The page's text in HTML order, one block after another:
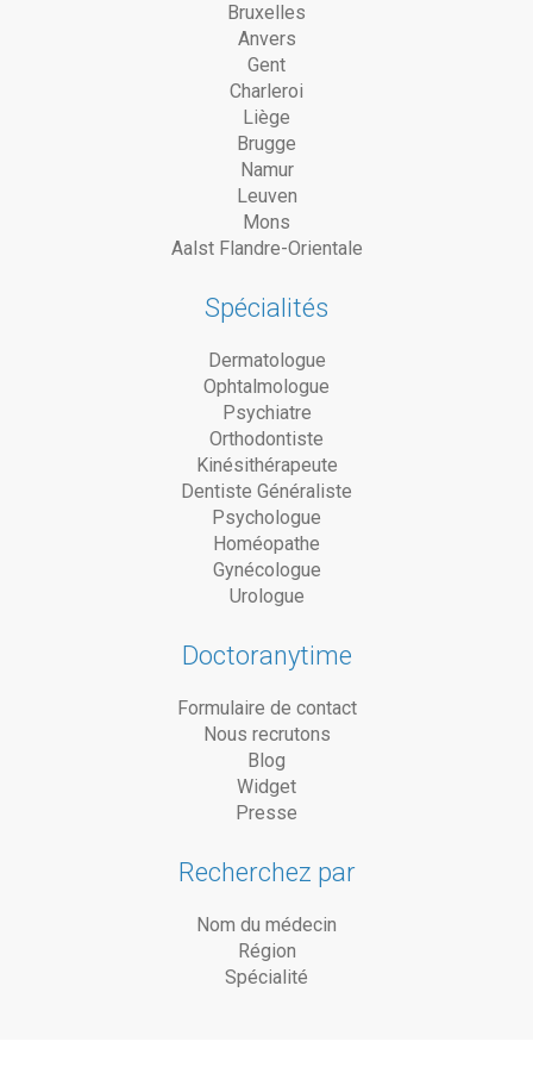
Bruxelles
Anvers
Gent
Charleroi
Liège
Brugge
Namur
Leuven
Mons
Aalst Flandre-Orientale
Spécialités
Dermatologue
Ophtalmologue
Psychiatre
Orthodontiste
Kinésithérapeute
Dentiste Généraliste
Psychologue
Homéopathe
Gynécologue
Urologue
Doctoranytime
Formulaire de contact
Nous recrutons
Blog
Widget
Presse
Recherchez par
Nom du médecin
Région
Spécialité